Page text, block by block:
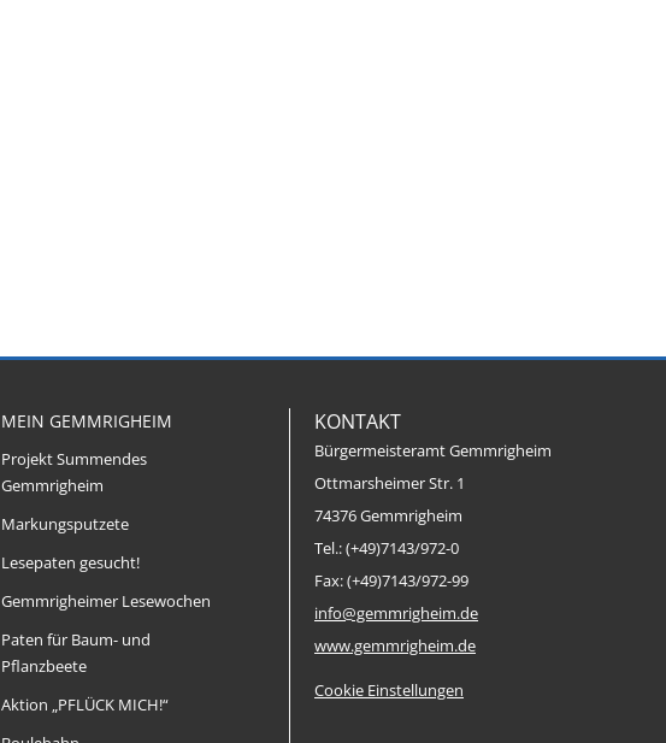
MEIN GEMMRIGHEIM
Projekt Summendes
Gemmrigheim
Markungsputzete
Lesepaten gesucht!
Gemmrigheimer Lesewochen
Paten für Baum- und
Pflanzbeete
Aktion „PFLÜCK MICH!“
KONTAKT
Bürgermeisteramt Gemmrigheim
Ottmarsheimer Str. 1
74376 Gemmrigheim
Tel.: (+49)7143/972-0
Fax: (+49)7143/972-99
info@gemmrigheim.de
www.gemmrigheim.de
Cookie Einstellungen